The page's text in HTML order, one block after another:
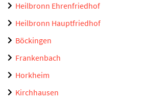
Heilbronn Ehrenfriedhof
Heilbronn Hauptfriedhof
Böckingen
Frankenbach
Horkheim
Kirchhausen